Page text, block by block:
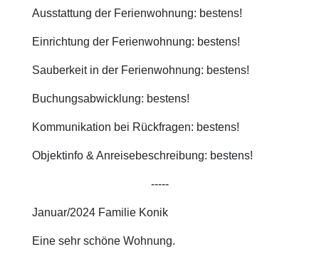
Ausstattung der Ferienwohnung: bestens!
Einrichtung der Ferienwohnung: bestens!
Sauberkeit in der Ferienwohnung: bestens!
Buchungsabwicklung: bestens!
Kommunikation bei Rückfragen: bestens!
Objektinfo & Anreisebeschreibung: bestens!
-----
Januar/2024 Familie Konik
Eine sehr schöne Wohnung.